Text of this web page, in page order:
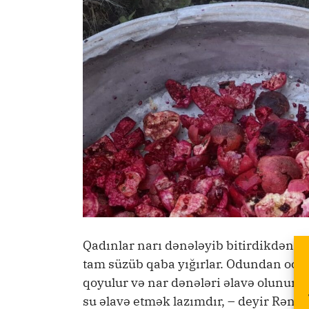
Qadınlar narı dənələyib bitirdikdən
tam süzüb qaba yığırlar. Odundan
qoyulur və nar dənələri əlavə olunur.
su əlavə etmək lazımdır, – deyir